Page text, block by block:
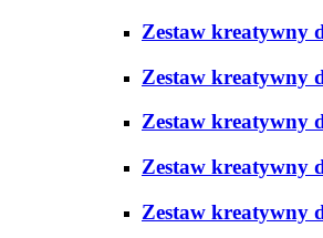
Zestaw kreatywny
Zestaw kreatywny
Zestaw kreatywny
Zestaw kreatywny
Zestaw kreatywny